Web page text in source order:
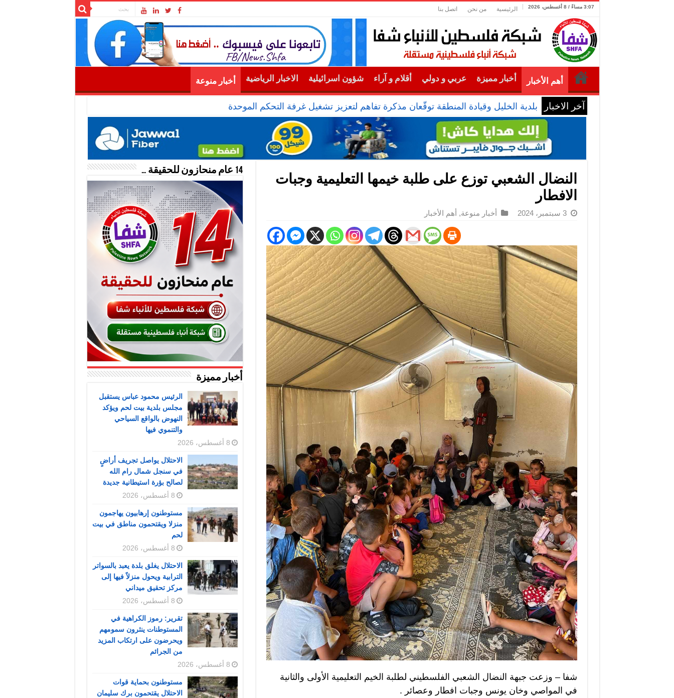
3:07 مساءً / 8 أغسطس، 2026 الرئيسية من نحن اتصل بنا
أهم الأخبار أخبار مميزة عربي و دولي أقلام و آراء شؤون اسرائيلية الاخبار الرياضية أخبار منوعة
آخر الاخبار بلدية الخليل وقيادة المنطقة توقّعان مذكرة تفاهم لتعزيز تشغيل غرفة التحكم الموحدة
النضال الشعبي توزع على طلبة خيمها التعليمية وجبات
الافطار
3 سبتمبر، 2024 أخبار منوعة, أهم الأخبار
شفا – وزعت جبهة النضال الشعبي الفلسطيني لطلبة الخيم التعليمية الأولى والثانية
في المواصي وخان يونس وجبات افطار وعصائر .
14 عام منحازون للحقيقة …
أخبار مميزة
الرئيس محمود عباس يستقبل
مجلس بلدية بيت لحم ويؤكد
النهوض بالواقع السياحي
والتنموي فيها
8 أغسطس، 2026
الاحتلال يواصل تجريف أراضٍ
في سنجل شمال رام الله
لصالح بؤرة استيطانية جديدة
8 أغسطس، 2026
مستوطنون إرهابيون يهاجمون
منزلا ويقتحمون مناطق في بيت
لحم
8 أغسطس، 2026
الاحتلال يغلق بلدة يعبد بالسواتر
الترابية ويحول منزلاً فيها إلى
مركز تحقيق ميداني
8 أغسطس، 2026
تقرير: رموز الكراهية في
المستوطنات ينثرون سمومهم
ويحرضون على ارتكاب المزيد
من الجرائم
8 أغسطس، 2026
مستوطنون بحماية قوات
الاحتلال يقتحمون برك سليمان